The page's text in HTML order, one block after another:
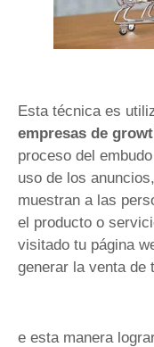
Esta técnica es
empresas de
proceso del
uso de los
muestran a las
el producto o
visitado tu página
generar la venta de
e esta manera